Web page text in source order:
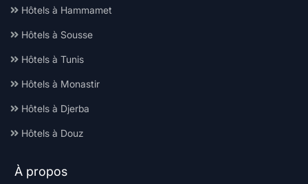
Hôtels à Hammamet
Hôtels à Sousse
Hôtels à Tunis
Hôtels à Monastir
Hôtels à Djerba
Hôtels à Douz
À propos